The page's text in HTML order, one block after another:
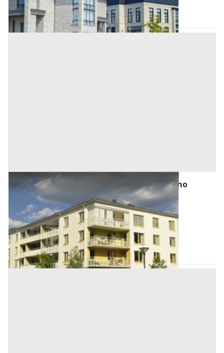
Codice asta:45d4401a
09/11/2026
Asta Abitazione su quattro piani con terreno
agricolo annesso
Bagni di Lucca (Lucca)
Offerta minima
23.670,56 € 31.560,75 €
Codice asta: 3d6ab2ed
09/11/2026